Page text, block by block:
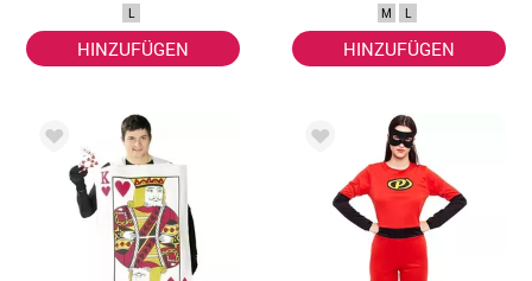
L
HINZUFÜGEN
M L
HINZUFÜGEN